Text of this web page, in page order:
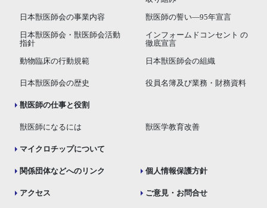
日本獣医師会の事業内容 獣医師の誓い―95年宣言
日本獣医師会・獣医師会活動
指針
インフォームドコンセント の
徹底宣言
動物臨床の行動規範 日本獣医師会の組織
日本獣医師会の歴史 役員名簿及び業務・財務資料
獣医師の仕事と役割
獣医師になるには 獣医学教育改善
マイクロチップについて
関係団体などへのリンク 個人情報保護方針
アクセス ご意見・お問合せ